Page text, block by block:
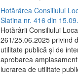
Hotărârea Consiliului
Slatina nr. 416 din
Hotărârii Consiliului
261/25.06.2025 privind
utilitate publică și de
aprobarea
lucrarea de utilitate